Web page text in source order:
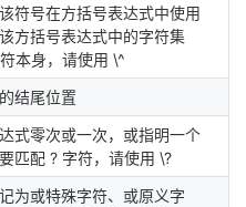
符号在方括号表达式中使用
方括号表达式中的字符集
本身，请使用 \^
结尾位置
式零次或一次，或指明一个
匹配 ? 字符，请使用 \?
为或特殊字符、或原义字